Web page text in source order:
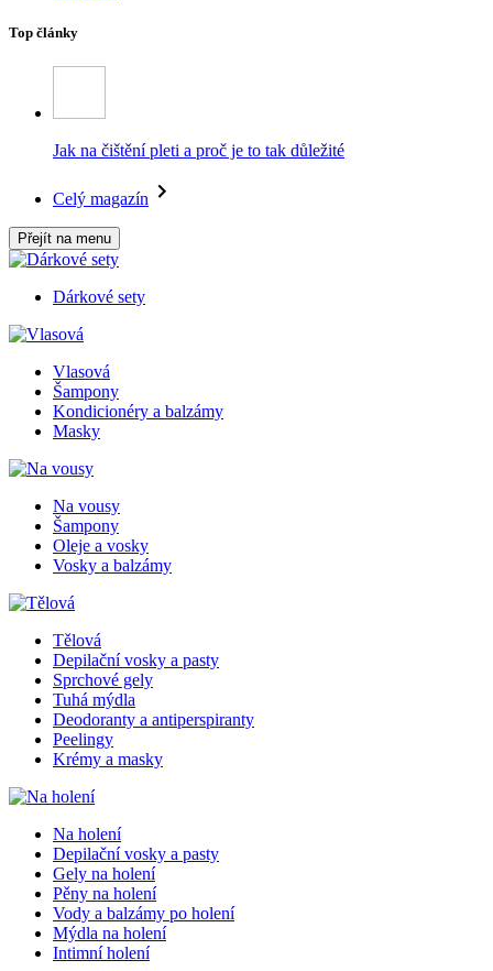
Top články
Jak na čištění pleti a proč je to tak důležité
Celý magazín
Přejít na menu
Dárkové sety
Vlasová
Šampony
Kondicionéry a balzámy
Masky
Na vousy
Šampony
Oleje a vosky
Vosky a balzámy
Tělová
Depilační vosky a pasty
Sprchové gely
Tuhá mýdla
Deodoranty a antiperspiranty
Peelingy
Krémy a masky
Na holení
Depilační vosky a pasty
Gely na holení
Pěny na holení
Vody a balzámy po holení
Mýdla na holení
Intimní holení